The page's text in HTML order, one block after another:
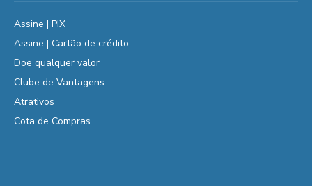
Assine | PIX
Assine | Cartão de crédito
Doe qualquer valor
Clube de Vantagens
Atrativos
Cota de Compras